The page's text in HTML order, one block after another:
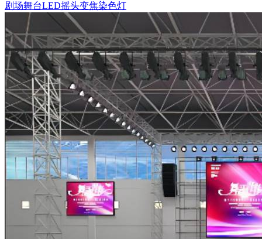
剧场舞台LED摇头变焦染色灯